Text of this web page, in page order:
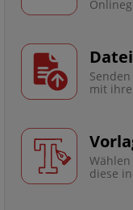
mit
diese